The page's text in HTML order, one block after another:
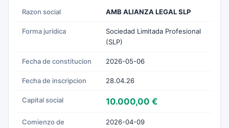
Razon social AMB ALIANZA LEGAL SLP
Forma juridica
Sociedad Limitada Profesional
(SLP)
Fecha de constitucion 2026-05-06
Fecha de inscripcion 28.04.26
Capital social 10.000,00 €
Comienzo de
2026-04-09